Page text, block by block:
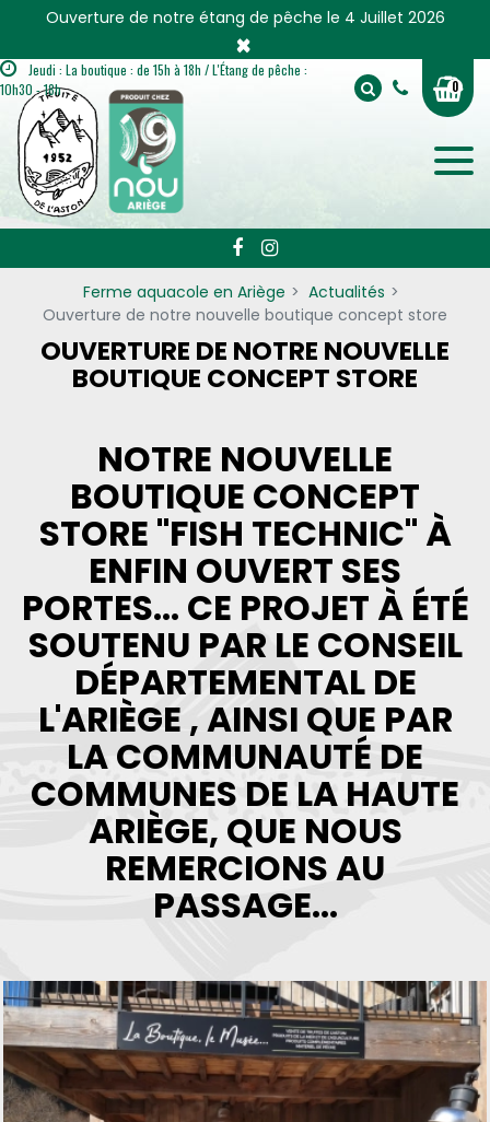
Ouverture de notre étang de pêche le 4 Juillet 2026
×
Jeudi : La boutique : de 15h à 18h / L'Étang de pêche :
10h30 - 18h
0
Ferme aquacole en Ariège
Actualités
Ouverture de notre nouvelle boutique concept store
OUVERTURE DE NOTRE NOUVELLE
BOUTIQUE CONCEPT STORE
NOTRE NOUVELLE
BOUTIQUE CONCEPT
STORE "FISH TECHNIC" À
ENFIN OUVERT SES
PORTES... CE PROJET À ÉTÉ
SOUTENU PAR LE CONSEIL
DÉPARTEMENTAL DE
L'ARIÈGE , AINSI QUE PAR
LA COMMUNAUTÉ DE
COMMUNES DE LA HAUTE
ARIÈGE, QUE NOUS
REMERCIONS AU
PASSAGE...
Panneau de gestion des cookies